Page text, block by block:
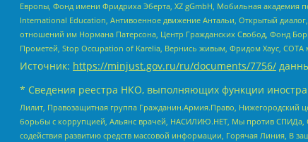
Европы, Фонд имени Фридриха Эберта, XZ gGmbH, Мобильная академия
International Education, Антивоенное движение Антальи, Открытый
отношений им Нормана Патерсона, Центр Гражданских Свобод, Фонд
Прометей, Stop Occupation of Karelia, Вернись живым, Фридом Хаус,
Источник: https://minjust.gov.ru/ru/documents/7756/
* Сведения реестра НКО, выполняющих функции
Лилит, Правозащитная группа Гражданин.Армия.Право, Нижегородский
борьбы с коррупцией, Альянс врачей, НАСИЛИЮ.НЕТ, Мы против СПИДа,
содействия развитию средств массовой информации, Горячая Линия, В